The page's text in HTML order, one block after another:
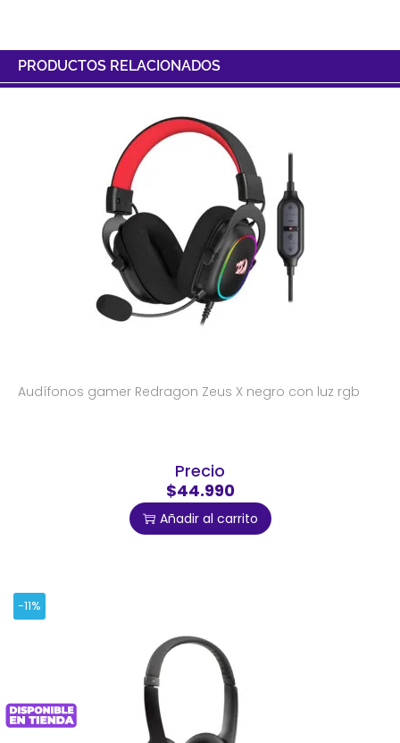
PRODUCTOS RELACIONADOS
Audífonos gamer Redragon Zeus X negro con luz rgb
Precio
$44.990
Añadir al carrito
-11%